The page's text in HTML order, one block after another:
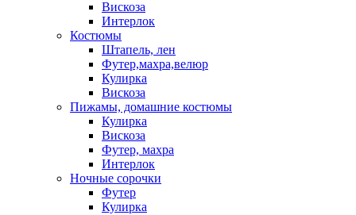
Вискоза
Интерлок
Костюмы
Штапель, лен
Футер,махра,велюр
Кулирка
Вискоза
Пижамы, домашние костюмы
Кулирка
Вискоза
Футер, махра
Интерлок
Ночные сорочки
Футер
Кулирка